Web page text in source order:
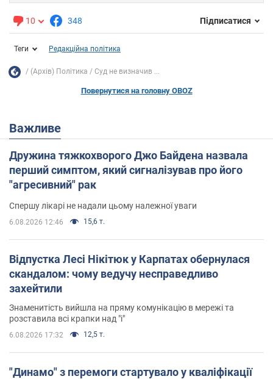
10 348 Підписатися
Теги Редакційна політика
(Архів) Політика Суд не визначив ...
Повернутися на головну OBOZ
Важливе
Дружина тяжкохворого Джо Байдена назвала
перший симптом, який сигналізував про його
"агресивний" рак
Спершу лікарі не надали цьому належної уваги
6.08.2026 12:46 15,6 т.
Відпустка Лесі Нікітюк у Карпатах обернулася
скандалом: чому ведучу несправедливо
захейтили
Знаменитість вийшла на пряму комунікацію в мережі та
розставила всі крапки над "і"
6.08.2026 17:32 12,5 т.
"Динамо" з перемоги стартувало у кваліфікації